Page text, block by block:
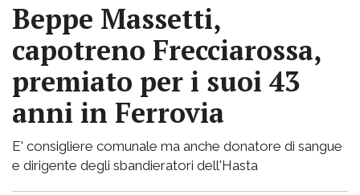
Beppe Massetti,
capotreno Frecciarossa,
premiato per i suoi 43
anni in Ferrovia
E' consigliere comunale ma anche donatore di sangue
e dirigente degli sbandieratori dell'Hasta